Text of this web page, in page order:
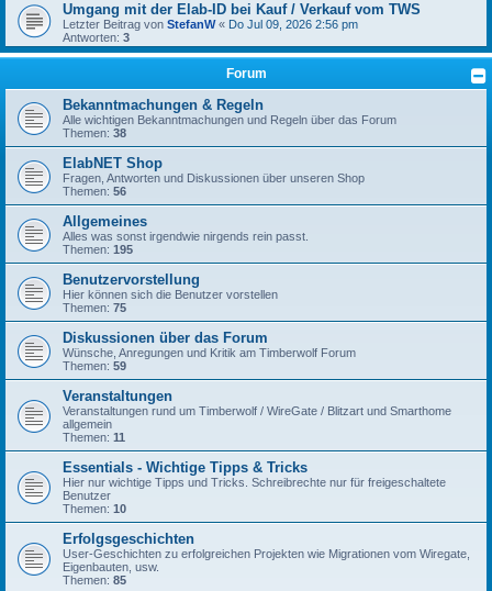
Umgang mit der Elab-ID bei Kauf / Verkauf vom TWS
Letzter Beitrag von StefanW« Do Jul 09, 2026 2:56 pm
Antworten: 3
Forum
Bekanntmachungen & Regeln
Alle wichtigen Bekanntmachungen und Regeln über das Forum
Themen: 38
ElabNET Shop
Fragen, Antworten und Diskussionen über unseren Shop
Themen: 56
Allgemeines
Alles was sonst irgendwie nirgends rein passt.
Themen: 195
Benutzervorstellung
Hier können sich die Benutzer vorstellen
Themen: 75
Diskussionen über das Forum
Wünsche, Anregungen und Kritik am Timberwolf Forum
Themen: 59
Veranstaltungen
Veranstaltungen rund um Timberwolf / WireGate / Blitzart und Smarthome
allgemein
Themen: 11
Essentials - Wichtige Tipps & Tricks
Hier nur wichtige Tipps und Tricks. Schreibrechte nur für freigeschaltete
Benutzer
Themen: 10
Erfolgsgeschichten
User-Geschichten zu erfolgreichen Projekten wie Migrationen vom Wiregate,
Eigenbauten, usw.
Themen: 85